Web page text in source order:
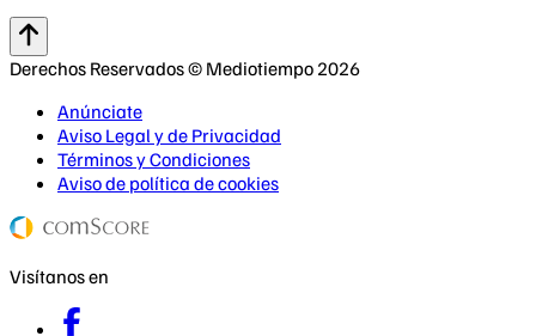
Derechos Reservados © Mediotiempo 2026
Anúnciate
Aviso Legal y de Privacidad
Términos y Condiciones
Aviso de política de cookies
Visítanos en